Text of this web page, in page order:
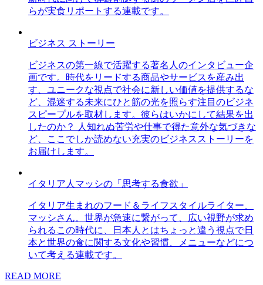
らが実食リポートする連載です。
ビジネス ストーリー
ビジネスの第一線で活躍する著名人のインタビュー企
画です。時代をリードする商品やサービスを産み出
す、ユニークな視点で社会に新しい価値を提供するな
ど、混迷する未来にひと筋の光を照らす注目のビジネ
スピープルを取材します。彼らはいかにして結果を出
したのか？ 人知れぬ苦労や仕事で得た意外な気づきな
ど、ここでしか読めない充実のビジネスストーリーを
お届けします。
イタリア人マッシの「思考する食欲」
イタリア生まれのフード＆ライフスタイルライター、
マッシさん。世界が急速に繋がって、広い視野が求め
られるこの時代に、日本人とはちょっと違う視点で日
本と世界の食に関する文化や習慣、メニューなどにつ
いて考える連載です。
READ MORE